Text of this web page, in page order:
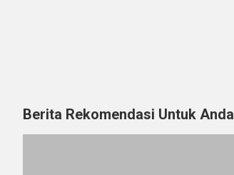
Berita Rekomendasi Untuk Anda